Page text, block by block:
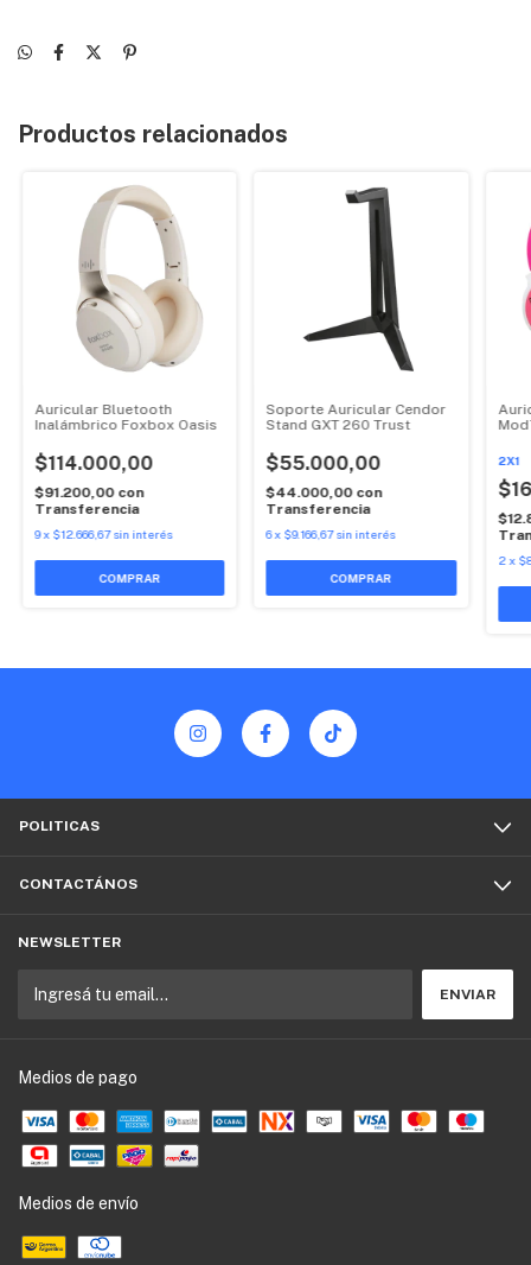
Productos relacionados
Auricular Bluetooth
Inalámbrico Foxbox Oasis
$114.000,00
$91.200,00 con
Transferencia
9x $12.666,67 sin interés
COMPRAR
Soporte Auricular Cendor
Stand GXT 260 Trust
$55.000,00
$44.000,00 con
Transferencia
6x $9.166,67 sin interés
2X1
2x
POLITICAS
CONTACTÁNOS
NEWSLETTER
Medios de pago
Medios de envío